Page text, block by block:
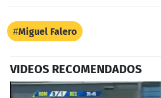
Miguel Falero
VIDEOS RECOMENDADOS